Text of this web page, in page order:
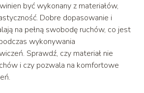
być wykonany z materiałów,
Dobre dopasowanie i
na pełną swobodę ruchów, co jest
wykonywania
Sprawdź, czy materiał nie
i czy pozwala na komfortowe